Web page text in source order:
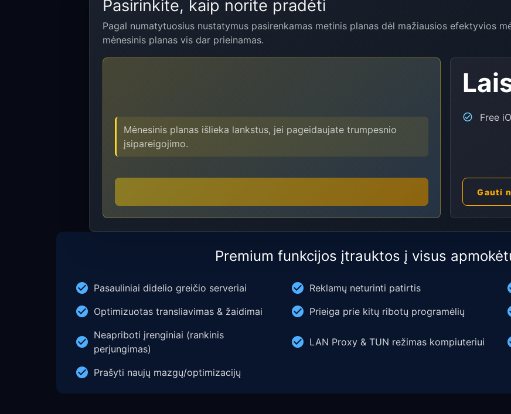
Pasirinkite, kaip norite pradėti
Pagal numatytuosius nustatymus pasirenkamas metinis planas dėl mažiausios efektyvios
mėnesinis planas vis dar prieinamas.
Mėnesinis planas išlieka lankstus, jei pageidaujate trumpesnio
įsipareigojimo.
Free
Gauti
Premium funkcijos įtrauktos į visus
Pasauliniai didelio greičio serveriai Reklamų neturinti patirtis
Optimizuotas transliavimas & žaidimai
Prieiga prie kitų ribotų programėlių
Neapriboti įrenginiai (rankinis
perjungimas)
LAN Proxy & TUN režimas kompiuteriui
Prašyti naujų mazgų/optimizacijų